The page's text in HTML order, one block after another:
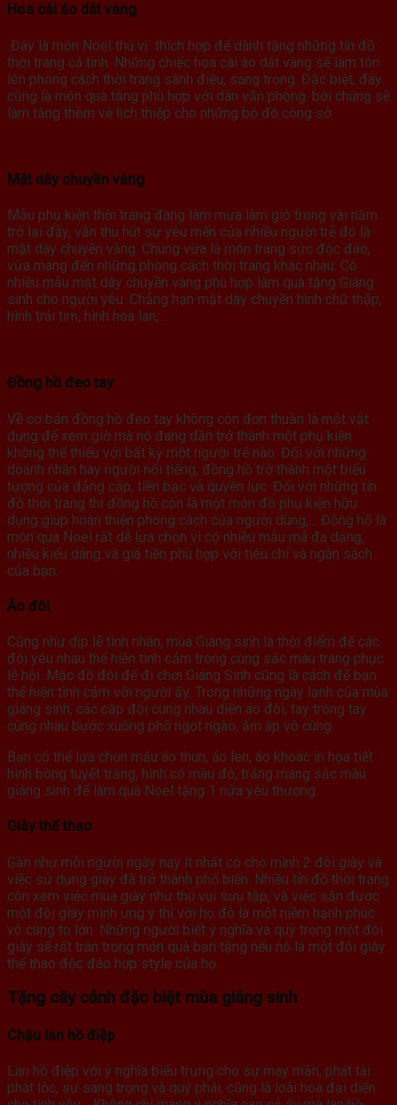
Hoa cài áo dát vàng
Đây là món Noel thú vị thích hợp để dành tặng những tín đồ
thời trang cá tính. Những chiếc hoa cài áo dát vàng sẽ làm tôn
lên phong cách thời trang sành điệu, sang trọng. Đặc biệt, đây
cũng là món quà tặng phù hợp với dân văn phòng. bởi chúng sẽ
làm tăng thêm vẻ lịch thiệp cho những bộ đồ công sở.
Mặt dây chuyền vàng
Mẫu phụ kiện thời trang đang làm mưa làm gió trong vài năm
trở lại đây, vẫn thu hút sự yêu mến của nhiều người trẻ đó là
mặt dây chuyền vàng. Chúng vừa là món trang sức độc đáo,
vừa mang đến những phong cách thời trang khác nhau. Có
nhiều mẫu mặt dây chuyền vàng phù hợp làm quà tặng Giáng
sinh cho người yêu. Chẳng hạn mặt dây chuyền hình chữ thập,
hình trái tim, hình hoa lan,…
Đồng hồ đeo tay
Về cơ bản đồng hồ đeo tay không còn đơn thuần là một vật
dụng để xem giờ mà nó đang dần trở thành một phụ kiện
không thể thiếu với bất kỳ một người trẻ nào. Đối với những
doanh nhân hay người nổi tiếng, đồng hồ trở thành một biểu
tượng của đẳng cấp, tiền bạc và quyền lực. Đối với những tín
đồ thời trang thì đồng hồ còn là một món đồ phụ kiện hữu
dụng giúp hoàn thiện phong cách của người dùng,… Đồng hồ là
món quà Noel rất dễ lựa chọn vì có nhiều mẫu mã đa dạng,
nhiều kiểu dáng và giá tiền phù hợp với tiêu chí và ngân sách
của bạn.
Áo đôi
Cũng như dịp lễ tình nhân, mùa Giáng sinh là thời điểm để các
đôi yêu nhau thể hiện tình cảm trong cùng sắc màu trang phục
lễ hội. Mặc đồ đôi để đi chơi Giáng Sinh cũng là cách để bạn
thể hiện tình cảm với người ấy. Trong những ngày lạnh của mùa
giáng sinh, các cặp đôi cùng nhau diện áo đôi, tay trong tay
cùng nhau bước xuống phố ngọt ngào, ấm áp vô cùng.
Bạn có thể lựa chọn mẫu áo thun, áo len, áo khoác in họa tiết
hình bông tuyết trắng, hình có màu đỏ, trắng mang sắc màu
giáng sinh để làm quà Noel tặng 1 nửa yêu thương.
Giày thể thao
Gần như mỗi người ngày nay ít nhất có cho mình 2 đôi giày và
việc sử dụng giày đã trở thành phổ biến. Nhiều tín đồ thời trang
còn xem việc mua giày như thú vui sưu tập, và việc săn được
một đôi giày mình ưng ý thì với họ đó là một niềm hạnh phúc
vô cùng to lớn. Những người biết ý nghĩa và quý trọng một đôi
giày sẽ rất trân trọng món quà bạn tặng nếu nó là một đôi giày
thể thao độc đáo hợp style của họ.
Tặng cây cảnh đặc biệt mùa giáng sinh
Chậu lan hồ điệp
Lan hồ điệp với ý nghĩa biểu trưng cho sự may mắn, phát tài
phát lộc, sự sang trọng và quý phái, cũng là loài hoa đại diện